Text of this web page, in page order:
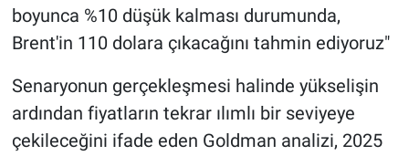
boyunca %10 düşük kalması durumunda,
Brent'in 110 dolara çıkacağını tahmin ediyoruz"
Senaryonun gerçekleşmesi halinde yükselişin
ardından fiyatların tekrar ılımlı bir seviyeye
çekileceğini ifade eden Goldman analizi, 2025
Türkiye'nin Geleceği
Türkiye'nin Gündemi
Yerel Gündem